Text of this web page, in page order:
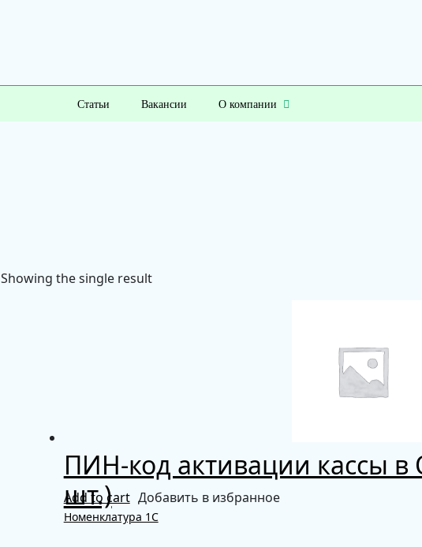
Статьи Вакансии О компании
Showing the single result
ПИН-код активации кассы в
шт.)
Add to cart Добавить в избранное
Номенклатура 1С